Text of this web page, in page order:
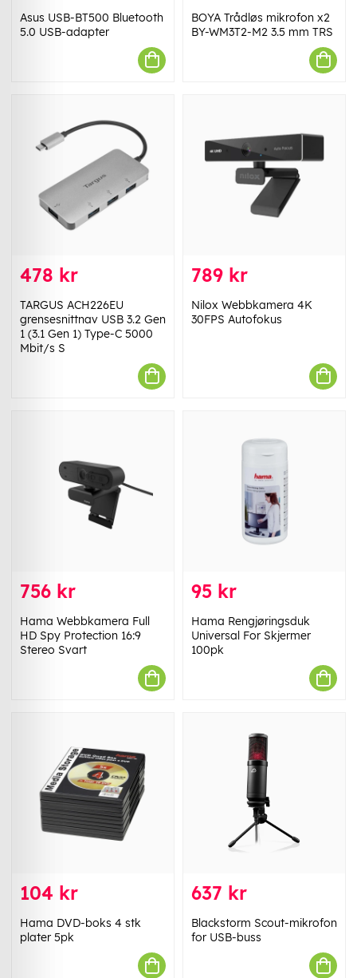
Asus USB-BT500 Bluetooth
5.0 USB-adapter
BOYA Trådløs mikrofon x2
BY-WM3T2-M2 3.5 mm TRS
478 kr
TARGUS ACH226EU
grensesnittnav USB 3.2 Gen
1 (3.1 Gen 1) Type-C 5000
Mbit/s S
789 kr
Nilox Webbkamera 4K
30FPS Autofokus
756 kr
Hama Webbkamera Full
HD Spy Protection 16:9
Stereo Svart
95 kr
Hama Rengjøringsduk
Universal For Skjermer
100pk
104 kr
Hama DVD-boks 4 stk
plater 5pk
637 kr
Blackstorm Scout-mikrofon
for USB-buss